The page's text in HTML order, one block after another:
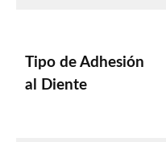
Tipo de Adhesión
al Diente